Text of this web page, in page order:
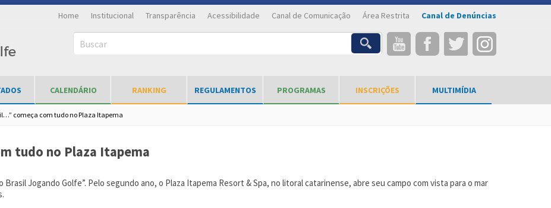
Home Institucional Transparência Acessibilidade Canal de Comunicação Área Restrita Canal de Denúncias
Buscar
CALENDÁRIO RANKING REGULAMENTOS PROGRAMAS INSCRIÇÕES MULTIMÍDIA
começa com tudo no Plaza Itapema
tudo no Plaza Itapema
Brasil Jogando Golfe”. Pelo segundo ano, o Plaza Itapema Resort & Spa, no litoral catarinense, abre seu campo com vista para o mar